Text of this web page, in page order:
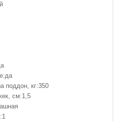
поддон, кг:350
см:1,5